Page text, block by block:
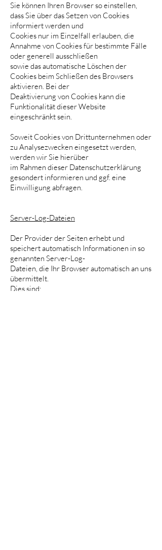
Sie können Ihren Browser so einstellen,
dass Sie über das Setzen von Cookies
informiert werden und
Cookies nur im Einzelfall erlauben, die
Annahme von Cookies für bestimmte Fälle
oder generell ausschließen
sowie das automatische Löschen der
Cookies beim Schließen des Browsers
aktivieren. Bei der
Deaktivierung von Cookies kann die
Funktionalität dieser Website
eingeschränkt sein.
Soweit Cookies von Drittunternehmen oder
zu Analysezwecken eingesetzt werden,
werden wir Sie hierüber
im Rahmen dieser Datenschutzerklärung
gesondert informieren und ggf. eine
Einwilligung abfragen.
Server-Log-Dateien
Der Provider der Seiten erhebt und
speichert automatisch Informationen in so
genannten Server-Log-
Dateien, die Ihr Browser automatisch an uns
übermittelt.
Dies sind: